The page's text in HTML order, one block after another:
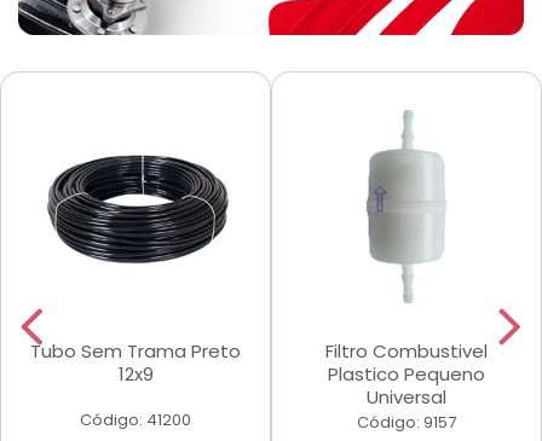
Tubo Sem Trama Preto
12x9
Código: 41200
Filtro Combustivel
Plastico Pequeno
Universal
Código: 9157